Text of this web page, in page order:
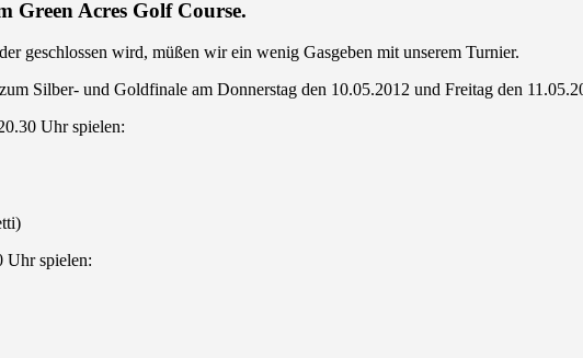
Green Acres Golf Course.
geschlossen wird, müßen wir ein wenig Gasgeben mit unserem Turnier.
Silber- und Goldfinale am Donnerstag den 10.05.2012 und Freitag den
Uhr spielen:
Uhr spielen: